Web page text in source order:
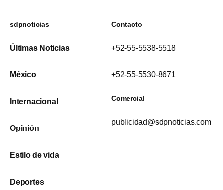
sdpnoticias
Últimas Noticias
México
Internacional
Opinión
Estilo de vida
Deportes
Contacto
+52-55-5538-5518
+52-55-5530-8671
Comercial
publicidad@sdpnoticias.com